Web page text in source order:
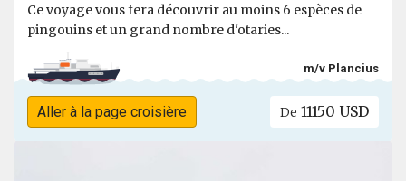
Ce voyage vous fera découvrir au moins 6 espèces de
pingouins et un grand nombre d'otaries...
m/v Plancius
Aller à la page croisière De 11150 USD